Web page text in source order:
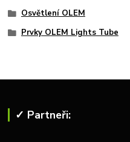
Osvětlení OLEM
Prvky OLEM Lights Tube
✓ Partneři: